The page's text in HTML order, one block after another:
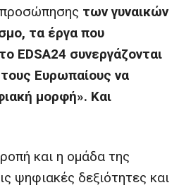
των γυναικών
τα έργα που
EDSA24 συνεργάζονται
Ευρωπαίους να
μορφή». Και
και η ομάδα της
ψηφιακές δεξιότητες και